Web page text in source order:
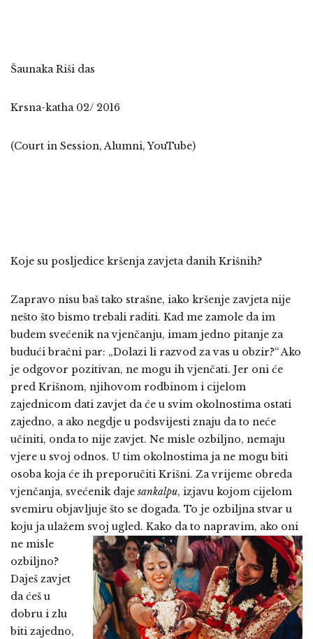
Šaunaka Riši das
Krsna-katha 02/ 2016
(Court in Session, Alumni, YouTube)
Koje su posljedice kršenja zavjeta danih Krišnih?
Zapravo nisu baš tako strašne, iako kršenje zavjeta nije
nešto što bismo trebali raditi. Kad me zamole da im
budem svećenik na vjenčanju, imam jedno pitanje za
budući bračni par: „Dolazi li razvod za vas u obzir?“ Ako
je odgovor pozitivan, ne mogu ih vjenčati. Jer oni će
pred Krišnom, njihovom rodbinom i cijelom
zajednicom dati zavjet da će u svim okolnostima ostati
zajedno, a ako negdje u podsvijesti znaju da to neće
učiniti, onda to nije zavjet. Ne misle ozbiljno, nemaju
vjere u svoj odnos. U tim okolnostima ja ne mogu biti
osoba koja će ih preporučiti Krišni. Za vrijeme obreda
vjenčanja, svećenik dajesankalpu, izjavu kojom cijelom
svemiru objavljuje što se događa. To je ozbiljna stvar u
koju ja ulažem svoj ugled. Kako da to napravim, ako oni
ne misle
ozbiljno?
Daješ zavjet
da ćeš u
dobru i zlu
biti zajedno,